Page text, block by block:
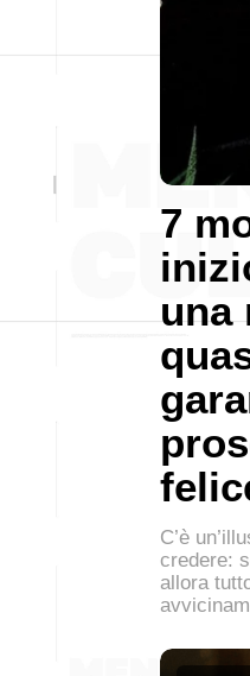
7
una
C’è
credere:
allora